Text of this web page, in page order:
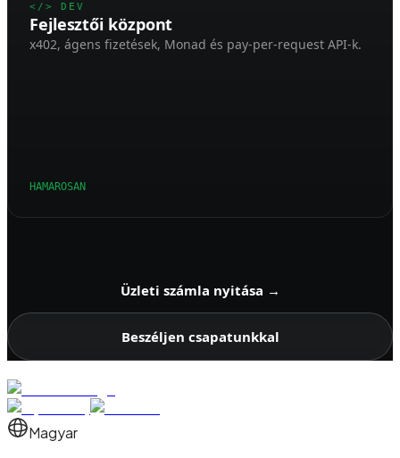
</> DEV
Fejlesztői központ
x402, ágens fizetések, Monad és pay-per-request API-k.
HAMAROSAN
Üzleti számla nyitása →
Beszéljen csapatunkkal
Magyar